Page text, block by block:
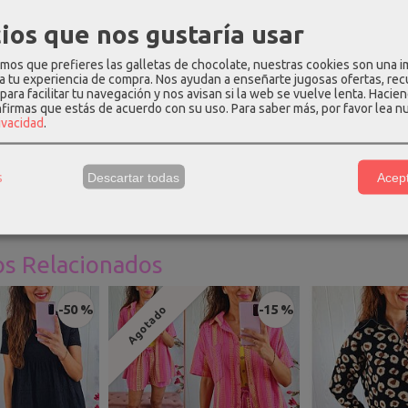
COSTES DE ENVÍO COMENTARIOS
de base en acero hipoalergénico con terminación de pez de rayas
Relacionados
-50 % Agotado -15 %
que nos gustaría usar
que prefieres las galletas de chocolate, nuestras cookies son una
tu experiencia de compra. Nos ayudan a enseñarte jugosas ofertas,
facilitar tu navegación y nos avisan si la web se vuelve lenta.
que estás de acuerdo con su uso. Para saber más, por favor lea
.
Descartar todas